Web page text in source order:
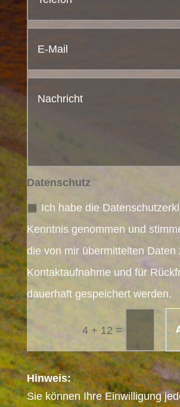
Datenschutz
Ich habe die
Kenntnis genommen und
die von mir übermittelten Daten
Kontaktaufnahme und für
dauerhaft gespeichert werden.
4 + 12 =
Hinweis:
Sie können Ihre Einwilligung